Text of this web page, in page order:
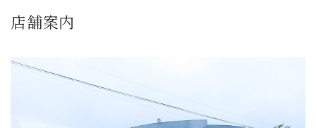
店舗案内